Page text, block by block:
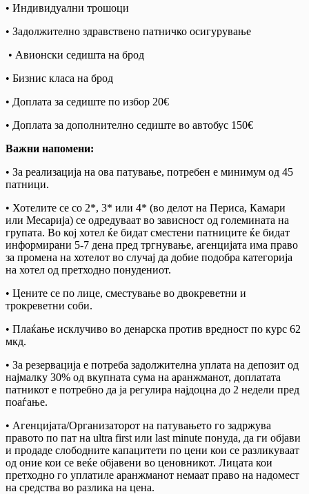
• Индивидуални трошоци
• Задолжително здравствено патничко осигурување
• Авионски седишта на брод
• Бизнис класа на брод
• Доплата за седиште по избор 20€
• Доплата за дополнително седиште во автобус 150€
Важни напомени:
• За реализација на ова патување, потребен е минимум од 45
патници.
• Хотелите се со 2*, 3* или 4* (во делот на Периса, Камари
или Месарија) се одредуваат во зависност од големината на
групата. Во кој хотел ќе бидат сместени патниците ќе бидат
информирани 5-7 дена пред тргнување, агенцијата има право
за промена на хотелот во случај да добие подобра категорија
на хотел од претходно понудениот.
• Цените се по лице, сместување во двокреветни и
трокреветни соби.
• Плаќање исклучиво во денарска против вредност по курс 62
мкд.
• За резервација е потреба задолжителна уплата на депозит од
најмалку 30% од вкупната сума на аранжманот, доплатата
патникот е потребно да ја регулира најдоцна до 2 недели пред
поаѓање.
• Агенцијата/Организаторот на патувањето го задржува
правото по пат на ultra first или last minute понуда, да ги објави
и продаде слободните капацитети по цени кои се разликуваат
од оние кои се веќе објавени во ценовникот. Лицата кои
претходно го уплатиле аранжманот немаат право на надомест
на средства во разлика на цена.